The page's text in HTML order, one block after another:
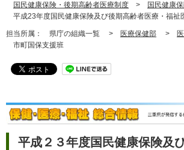
国民健康保険・後期高齢者医療制度 > 国民健康
平成23年度国民健康保険及び後期高齢者医療・福祉
担当所属： 県庁の組織一覧 > 医療保健部 >
市町国保支援班
平成２３年度国民健康保険及